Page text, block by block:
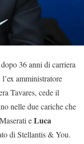
36 anni di carriera
amministratore
Tavares, cede il
nelle due cariche che
eLuca
di Stellantis & You.